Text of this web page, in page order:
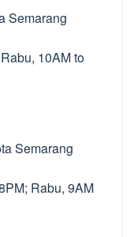
Semarang
10AM to
Semarang
Rabu, 9AM